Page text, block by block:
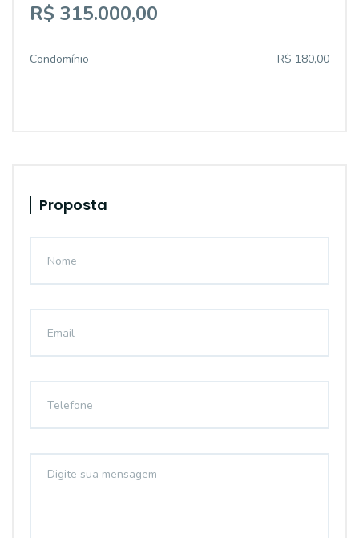
R$ 315.000,00
Condomínio R$ 180,00
Proposta